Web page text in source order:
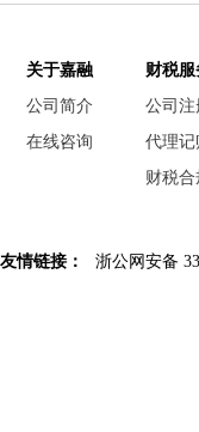
恭喜杭州**科技核名成功
恭喜汪*公司签约代账
恭喜杭州*贸易有限公司合规成功
恭喜孙总公司高新申报成功
恭喜杭州飞*科技代账1年
关于嘉融
公司简介
在线咨询
财税服
公司注
代理记
财税合
友情链接： 浙公网安备